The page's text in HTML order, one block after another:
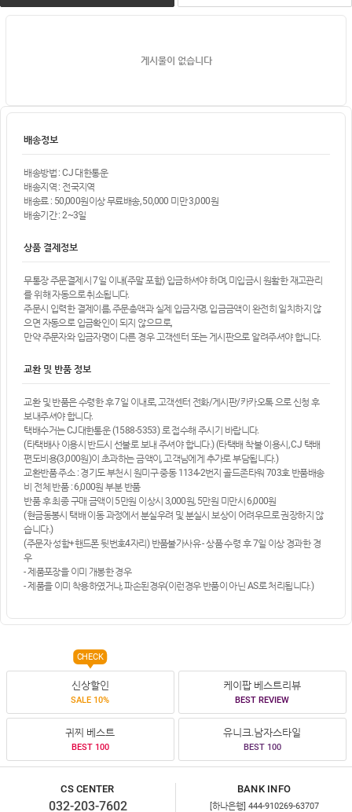
게시물이 없습니다
배송정보
배송방법 : CJ 대한통운
배송지역 : 전국지역
배송료 : 50,000원이상 무료배송, 50,000 미만 3,000원
배송기간 : 2~3일
상품 결제정보
무통장 주문결제시 7일 이내(주말 포함) 입금하셔야 하며, 미입금시 원활한 재고관리
를 위해 자동으로 취소됩니다.
주문시 입력한 결제이름, 주문총액과 실제 입금자명, 입금금액이 완전히 일치하지 않
으면 자동으로 입금확인이 되지 않으므로,
만약 주문자와 입금자명이 다른 경우 고객센터 또는 게시판으로 알려주셔야 합니다.
교환 및 반품 정보
교환 및 반품은 수령한 후 7일 이내로, 고객센터 전화/게시판/카카오톡 으로 신청 후
보내주셔야 합니다.
택배수거는 CJ대한통운 (1588-5353) 로 접수해 주시기 바랍니다.
(타택배사 이용시 반드시 선불로 보내 주셔야 합니다.) (타택배 착불 이용시, CJ 택배
편도비용(3,000원)이 초과하는 금액이, 고객님에게 추가로 부담됩니다.)
교환반품 주소 : 경기도 부천시 원미구 중동 1134-2번지 골드존타워 703호 반품배송
비 전체 반품 : 6,000원 부분 반품
반품 후 최종 구매 금액이 5만원 이상시 3,000원, 5만원 미만시 6,000원
(현금동봉시 택배 이동 과정에서 분실우려 및 분실시 보상이 어려우므로 권장하지 않
습니다.)
(주문자 성함+핸드폰 뒷번호4자리) 반품불가사유 - 상품 수령 후 7일 이상 경과한 경
우
- 제품포장을 이미 개봉한 경우
- 제품을 이미 착용하였거나, 파손된경우(이런경우 반품이 아닌 AS로 처리됩니다.)
신상할인
SALE 10%
CHECK
케이팝 베스트리뷰
BEST REVIEW
귀찌 베스트
BEST 100
유니크.남자스타일
BEST 100
CS CENTER
032-203-7602
BANK INFO
[하나은행] 444-910269-63707